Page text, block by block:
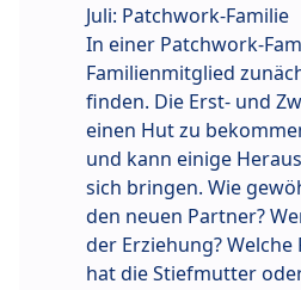
Juli: Patchwork-Familie
In einer Patchwork-
Familienmitglied
finden. Die Erst- und
einen Hut zu
und kann einige
sich bringen. Wie
den neuen Partner?
der Erziehung?
hat die Stiefmutter